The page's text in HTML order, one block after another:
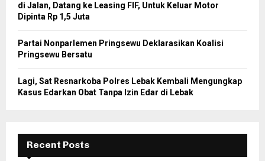
di Jalan, Datang ke Leasing FIF, Untuk Keluar Motor
Dipinta Rp 1,5 Juta
Partai Nonparlemen Pringsewu Deklarasikan Koalisi
Pringsewu Bersatu
Lagi, Sat Resnarkoba Polres Lebak Kembali Mengungkap
Kasus Edarkan Obat Tanpa Izin Edar di Lebak
Recent Posts